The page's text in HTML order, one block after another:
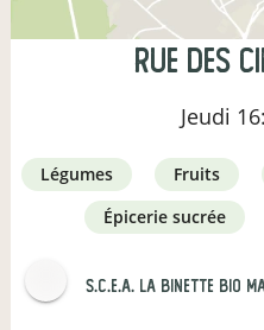
rue des
Jeudi
légumes fruits
épicerie sucrée
s.c.e.a. la binette bio